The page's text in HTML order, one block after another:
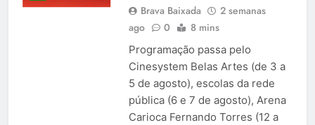
Brava Baixada
2 semanas
ago
0 8 mins
Programação passa pelo
Cinesystem Belas Artes (de 3 a
5 de agosto), escolas da rede
pública (6 e 7 de agosto), Arena
Carioca Fernando Torres (12 a